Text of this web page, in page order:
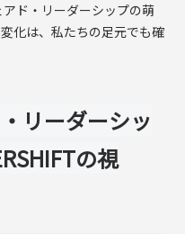
ド・リーダーシップの萌
化は、私たちの足元でも確
リーダーシッ
の視